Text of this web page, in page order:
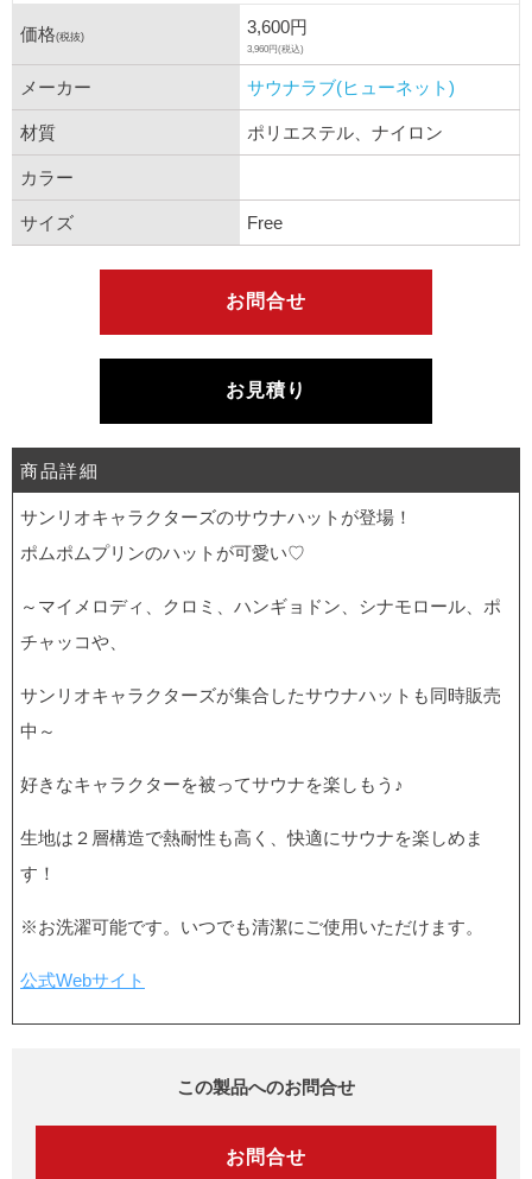
価格(税抜) 3,600円
3,960円(税込)
メーカー サウナラブ(ヒューネット)
材質 ポリエステル、ナイロン
カラー
サイズ Free
お問合せ
お見積り
商品詳細
サンリオキャラクターズのサウナハットが登場！
ポムポムプリンのハットが可愛い♡
～マイメロディ、クロミ、ハンギョドン、シナモロール、ポ
チャッコや、
サンリオキャラクターズが集合したサウナハットも同時販売
中～
好きなキャラクターを被ってサウナを楽しもう♪
生地は２層構造で熱耐性も高く、快適にサウナを楽しめま
す！
※お洗濯可能です。いつでも清潔にご使用いただけます。
公式Webサイト
この製品へのお問合せ
お問合せ